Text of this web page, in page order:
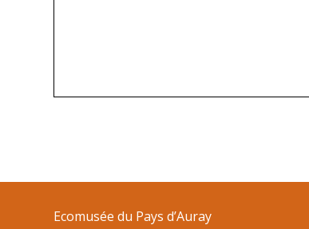
Ecomusée du Pays d’Auray